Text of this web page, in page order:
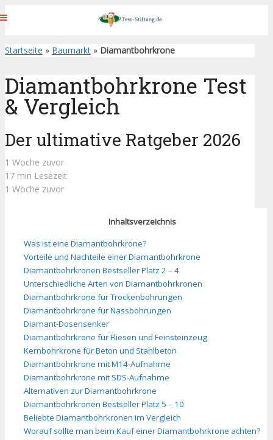
Startseite » Baumarkt » Diamantbohrkrone
Diamantbohrkrone Test
& Vergleich
Der ultimative Ratgeber 2026
1 Woche zuvor
17 min Lesezeit
1 Woche zuvor
Inhaltsverzeichnis
Was ist eine Diamantbohrkrone?
Vorteile und Nachteile einer Diamantbohrkrone
Diamantbohrkronen Bestseller Platz 2 – 4
Unterschiedliche Arten von Diamantbohrkronen
Diamantbohrkrone für Trockenbohrungen
Diamantbohrkrone für Nassbohrungen
Diamant-Dosensenker
Diamantbohrkrone für Fliesen und Feinsteinzeug
Kernbohrkrone für Beton und Stahlbeton
Diamantbohrkrone mit M14-Aufnahme
Diamantbohrkrone mit SDS-Aufnahme
Alternativen zur Diamantbohrkrone
Diamantbohrkronen Bestseller Platz 5 – 10
Beliebte Diamantbohrkronen im Vergleich
Worauf sollte man beim Kauf einer Diamantbohrkrone achten?